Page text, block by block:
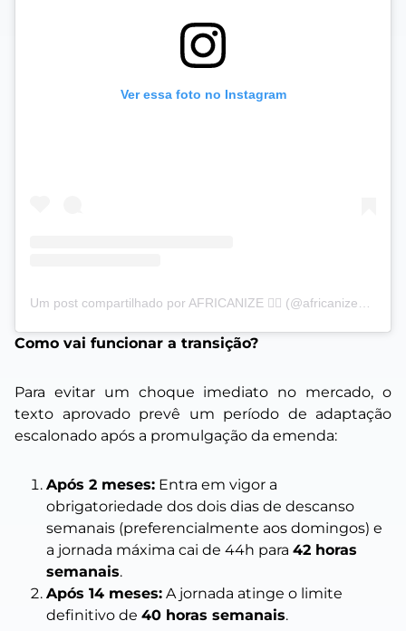
Ver essa foto no Instagram
Um post compartilhado por AFRICANIZE ✊🏿 (@africanizeoficial)
Como vai funcionar a transição?
Para evitar um choque imediato no mercado, o
texto aprovado prevê um período de adaptação
escalonado após a promulgação da emenda:
Após 2 meses: Entra em vigor a
obrigatoriedade dos dois dias de descanso
semanais (preferencialmente aos domingos) e
a jornada máxima cai de 44h para 42 horas
semanais.
Após 14 meses: A jornada atinge o limite
definitivo de 40 horas semanais.